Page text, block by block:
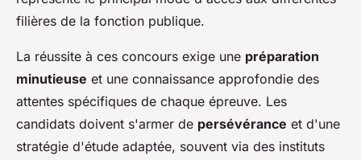
filières de la fonction publique.
La réussite à ces concours exige une préparation
minutieuse et une connaissance approfondie des
attentes spécifiques de chaque épreuve. Les
candidats doivent s'armer de persévérance et d'une
stratégie d'étude adaptée, souvent via des instituts